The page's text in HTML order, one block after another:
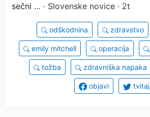
sečni … · Slovenske novice · 2t
odškodnina zdravstvo
emily mitchell operacija
tožba zdravniška napaka
objavi tvitaj